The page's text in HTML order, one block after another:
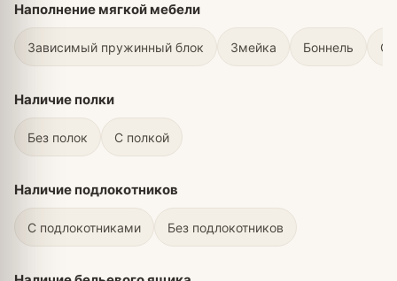
Наполнение мягкой мебели
Зависимый пружинный блок Змейка Боннель С
Наличие полки
Без полок С полкой
Наличие подлокотников
С подлокотниками Без подлокотников